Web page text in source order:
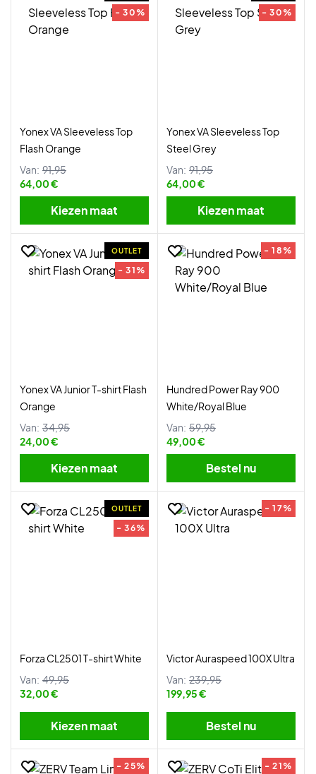
- 30%
Yonex VA Sleeveless Top
Flash Orange
Van: 91,95
64,00 €
Kiezen maat
- 30%
Yonex VA Sleeveless Top
Steel Grey
Van: 91,95
64,00 €
Kiezen maat
OUTLET
- 31%
Yonex VA Junior T-shirt Flash
Orange
Van: 34,95
24,00 €
Kiezen maat
- 18%
Hundred Power Ray 900
White/Royal Blue
Van: 59,95
49,00 €
Bestel nu
OUTLET
- 36%
Forza CL2501 T-shirt White
Van: 49,95
32,00 €
Kiezen maat
- 17%
Victor Auraspeed 100X Ultra
Van: 239,95
199,95 €
Bestel nu
- 25% - 21%